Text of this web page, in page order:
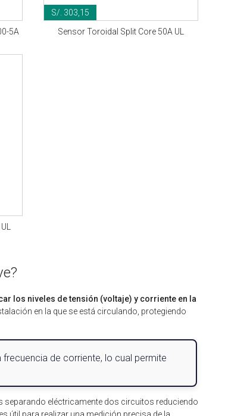
5A
S/. 303,15
Sensor Toroidal Split Core 50A UL
los niveles de tensión (voltaje) y corriente en la
en la que se está circulando, protegiendo
de corriente, lo cual permite
eléctricamente dos circuitos reduciendo
útil para realizar una medición precisa de la